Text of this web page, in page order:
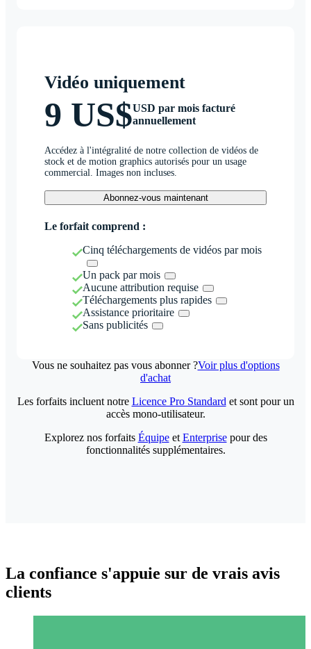
Vidéo uniquement
9 US$USD par mois facturé
annuellement
Accédez à l'intégralité de notre collection de vidéos de
stock et de motion graphics autorisés pour un usage
commercial. Images non incluses.
Abonnez-vous maintenant
Le forfait comprend :
Cinq téléchargements de vidéos par mois
Un pack par mois
Aucune attribution requise
Téléchargements plus rapides
Assistance prioritaire
Sans publicités
Vous ne souhaitez pas vous abonner ?Voir plus d'options
d'achat
Les forfaits incluent notre Licence Pro Standard et sont pour un
accès mono-utilisateur.
Explorez nos forfaits Équipeet Enterprisepour des
fonctionnalités supplémentaires.
La confiance s'appuie sur de vrais avis
clients